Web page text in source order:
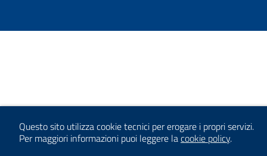
Questo sito utilizza cookie tecnici per erogare i propri servizi.
Per maggiori informazioni puoi leggere lacookie policy.